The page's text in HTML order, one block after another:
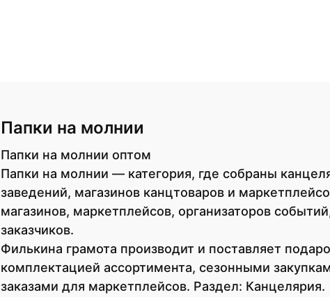
Папки на молнии
Папки на молнии оптом
Папки на молнии — категория, где собраны
заведений, магазинов канцтоваров и
магазинов, маркетплейсов, организаторов
заказчиков.
Филькина грамота производит и поставляет
комплектацией ассортимента, сезонными
заказами для маркетплейсов. Раздел: Канцелярия.